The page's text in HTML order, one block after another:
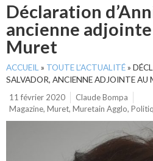
Déclaration
ancienne
Muret
ACCUEIL » TOUTE L’ACTUALITÉ»
SALVADOR, ANCIENNE ADJOINTE AU
11 février 2020
Claude Bompa
Magazine, Muret, Muretain Agglo,